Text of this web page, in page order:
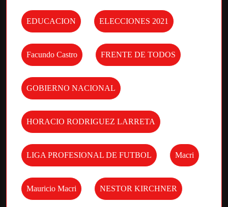
EDUCACION ELECCIONES 2021
Facundo Castro FRENTE DE TODOS
GOBIERNO NACIONAL
HORACIO RODRIGUEZ LARRETA
LIGA PROFESIONAL DE FUTBOL Macri
Mauricio Macri NESTOR KIRCHNER